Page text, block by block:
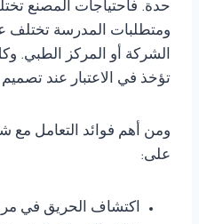
حدة. فاحتياجات المصنع
ومتطلبات المدرسة تختلف
الشركة أو المركز الطبي.
تؤخذ في الاعتبار عند تصميم
ومن أهم فوائد التعامل
على:
اكتشاف الحريق في